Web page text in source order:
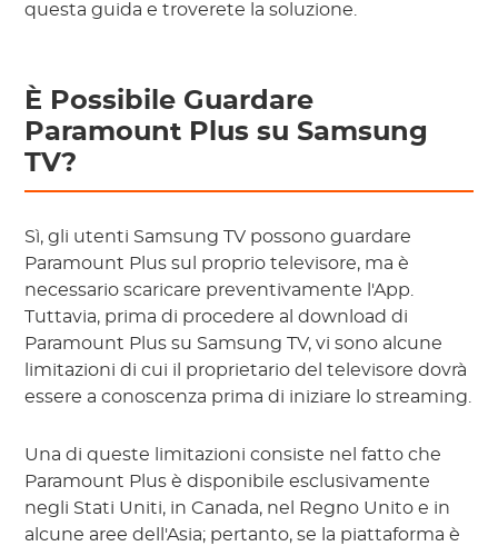
questa guida e troverete la soluzione.
È Possibile Guardare
Paramount Plus su Samsung
TV?
Sì, gli utenti Samsung TV possono guardare
Paramount Plus sul proprio televisore, ma è
necessario scaricare preventivamente l'App.
Tuttavia, prima di procedere al download di
Paramount Plus su Samsung TV, vi sono alcune
limitazioni di cui il proprietario del televisore dovrà
essere a conoscenza prima di iniziare lo streaming.
Una di queste limitazioni consiste nel fatto che
Paramount Plus è disponibile esclusivamente
negli Stati Uniti, in Canada, nel Regno Unito e in
alcune aree dell'Asia; pertanto, se la piattaforma è